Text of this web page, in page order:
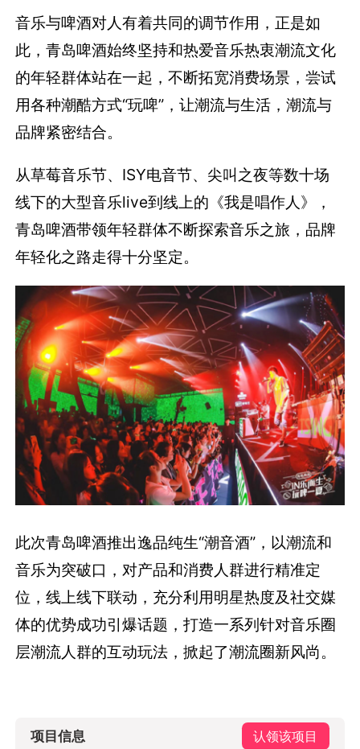
音乐与啤酒对人有着共同的调节作用，正是如
此，青岛啤酒始终坚持和热爱音乐热衷潮流文化
的年轻群体站在一起，不断拓宽消费场景，尝试
用各种潮酷方式“玩啤”，让潮流与生活，潮流与
品牌紧密结合。
从草莓音乐节、ISY电音节、尖叫之夜等数十场
线下的大型音乐live到线上的《我是唱作人》，
青岛啤酒带领年轻群体不断探索音乐之旅，品牌
年轻化之路走得十分坚定。
此次青岛啤酒推出逸品纯生“潮音酒”，以潮流和
音乐为突破口，对产品和消费人群进行精准定
位，线上线下联动，充分利用明星热度及社交媒
体的优势成功引爆话题，打造一系列针对音乐圈
层潮流人群的互动玩法，掀起了潮流圈新风尚。
项目信息 认领该项目